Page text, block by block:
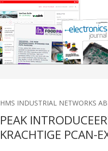
HMS INDUSTRIAL NETWORKS AB
PEAK
KRACHTIGE PCAN-